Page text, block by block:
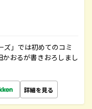
ズ」では初めてのコミ
おるが書きおろしまし
詳細を見る